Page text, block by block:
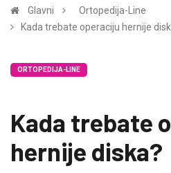
Glavni
Ortopedija-Line
Kada trebate operaciju hernije
ORTOPEDIJA-LINE
Kada trebate
hernije diska?